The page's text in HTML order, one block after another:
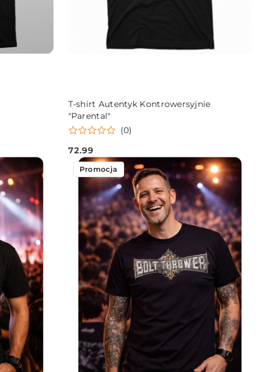
T-shirt Autentyk Kontrowersyjnie
"Parental"
(0)
Cena:
72.99
Promocja